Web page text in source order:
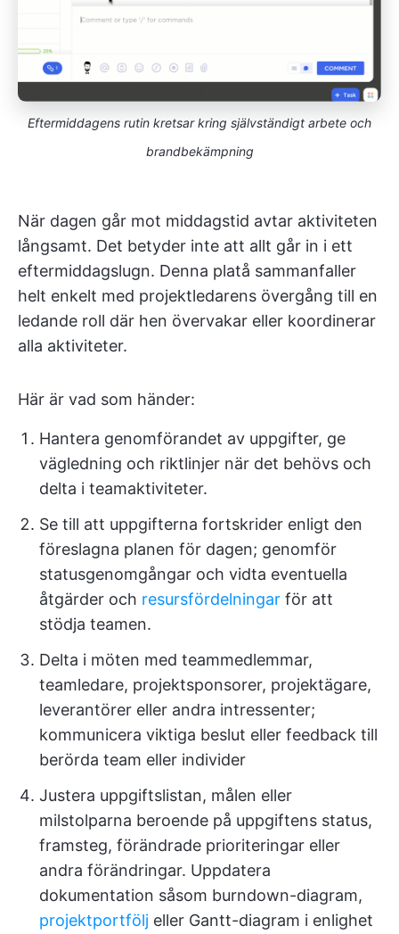
Eftermiddagens rutin kretsar kring självständigt arbete och
brandbekämpning
När dagen går mot middagstid avtar aktiviteten
långsamt. Det betyder inte att allt går in i ett
eftermiddagslugn. Denna platå sammanfaller
helt enkelt med projektledarens övergång till en
ledande roll där hen övervakar eller koordinerar
alla aktiviteter.
Här är vad som händer:
Hantera genomförandet av uppgifter, ge
vägledning och riktlinjer när det behövs och
delta i teamaktiviteter.
Se till att uppgifterna fortskrider enligt den
föreslagna planen för dagen; genomför
statusgenomgångar och vidta eventuella
åtgärder och resursfördelningar för att
stödja teamen.
Delta i möten med teammedlemmar,
teamledare, projektsponsorer, projektägare,
leverantörer eller andra intressenter;
kommunicera viktiga beslut eller feedback till
berörda team eller individer
Justera uppgiftslistan, målen eller
milstolparna beroende på uppgiftens status,
framsteg, förändrade prioriteringar eller
andra förändringar. Uppdatera
dokumentation såsom burndown-diagram,
projektportfölj eller Gantt-diagram i enlighet